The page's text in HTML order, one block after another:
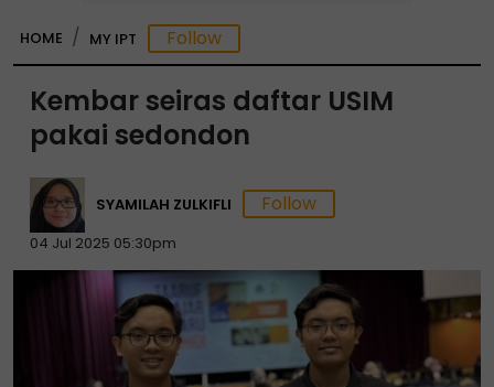
HOME MY IPT
Kembar seiras daftar USIM
pakai sedondon
SYAMILAH ZULKIFLI
04 Jul 2025 05:30pm